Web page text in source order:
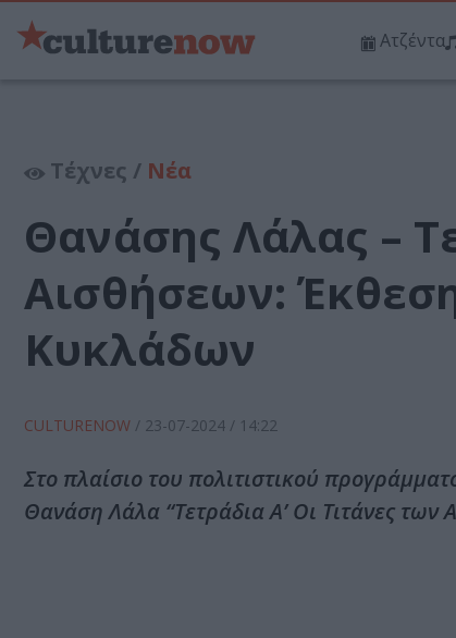
Ατζέντα
Τέχνες / Νέα
Θανάσης Λάλας –
Αισθήσεων:
Κυκλάδων
CULTURENOW / 23-07-2024 / 14:22
Στο πλαίσιο του πολιτιστικού
Θανάση Λάλα “Τετράδια Α’ Οι Τιτάνες